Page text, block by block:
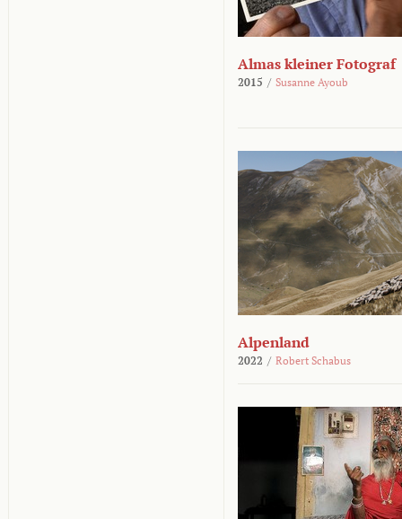
Almas kleiner Fotograf
2015 / Susanne Ayoub
Alpenland
2022 / Robert Schabus